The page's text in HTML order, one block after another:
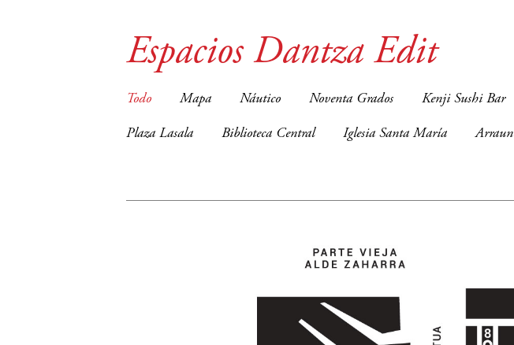
Espacios Dantza Edit
Todo Mapa Náutico Noventa Grados Kenji Sushi Bar
Plaza Lasala Biblioteca Central Iglesia Santa María Arraun